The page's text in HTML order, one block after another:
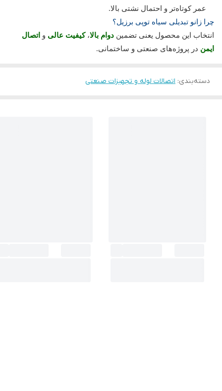
عمر کوتاه‌تر و احتمال نشتی بالا.
چرا زانو تبدیلی سیاه توپی برزیل؟
انتخاب این محصول یعنی تضمین دوام بالا،کیفیت عالی و اتصال
ایمن در پروژه‌های صنعتی و ساختمانی.
دسته‌بندی: اتصالات لوله و تجهیزات صنعتی